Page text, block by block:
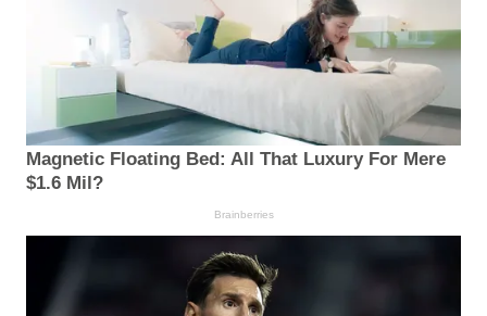
Magnetic Floating Bed: All That Luxury For Mere
$1.6 Mil?
Brainberries